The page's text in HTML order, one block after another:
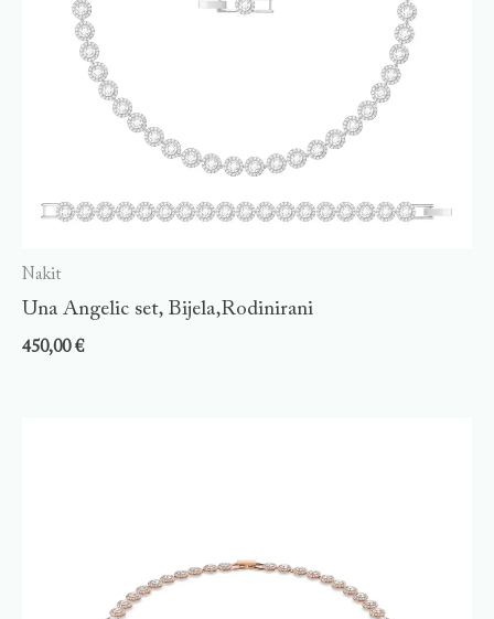
Nakit
Una Angelic set, Bijela,Rodinirani
450,00€